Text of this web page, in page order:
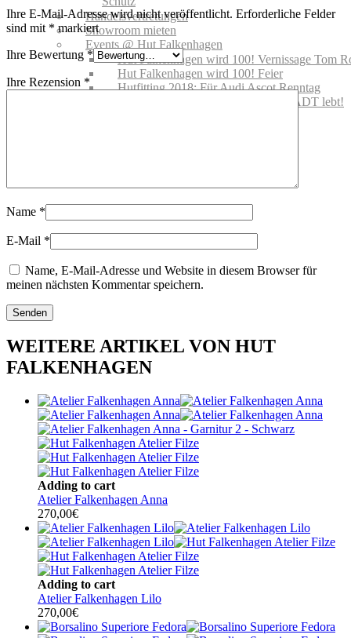
Handelsvertretungen
Showroom mieten
Events @ Hut Falkenhagen
Hut Falkenhagen wird 100! Vernissage Tom
Hut Falkenhagen wird 100! Feier
Hutfitting 2018: Für Audi Ascot Renntag
Offizielle Eröffnung – DIE ALTSTADT lebt!
Ihre E-Mail-Adresse wird nicht veröffentlicht. Erforderliche Felder
sind mit *markiert
Ihre Bewertung*
Ihre Rezension *
Name *
E-Mail *
Name, E-Mail-Adresse und Website in diesem Browser für
meinen nächsten Kommentar speichern.
WEITERE ARTIKEL VON HUT
FALKENHAGEN
Adding to cart
Atelier Falkenhagen Anna
270,00€
Adding to cart
Atelier Falkenhagen Lilo
270,00€